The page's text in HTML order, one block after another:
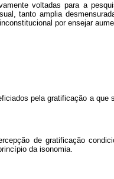
voltadas para a
tanto amplia
por ensejar
pela gratificação a que
de gratificação
da isonomia.